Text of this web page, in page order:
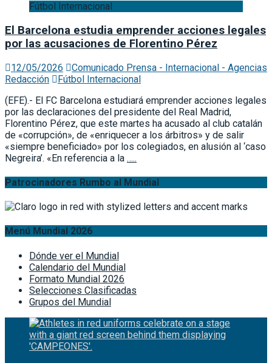
Fútbol Internacional
El Barcelona estudia emprender acciones legales
por las acusaciones de Florentino Pérez
12/05/2026
Comunicado Prensa - Internacional - Agencias
Redacción
Fútbol Internacional
(EFE).- El FC Barcelona estudiará emprender acciones legales
por las declaraciones del presidente del Real Madrid,
Florentino Pérez, que este martes ha acusado al club catalán
de «corrupción», de «enriquecer a los árbitros» y de salir
«siempre beneficiado» por los colegiados, en alusión al ‘caso
Negreira’. «En referencia a la …..
Patrocinadores Rumbo al Mundial
Menú Mundial 2026
Dónde ver el Mundial
Calendario del Mundial
Formato Mundial 2026
Selecciones Clasificadas
Grupos del Mundial